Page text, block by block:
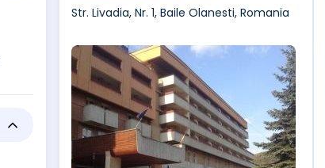
Str. Livadia, Nr. 1, Baile Olanesti, Romania